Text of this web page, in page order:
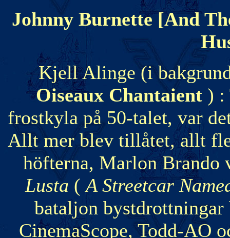
Johnny Burnette [And
Kjell Alinge (i
Oiseaux Chantaient ) :
frostkyla på 50-talet, var
Allt mer blev tillåtet, allt
höfterna, Marlon
Lusta (A Streetcar
bataljon
CinemaScope, Todd-AO